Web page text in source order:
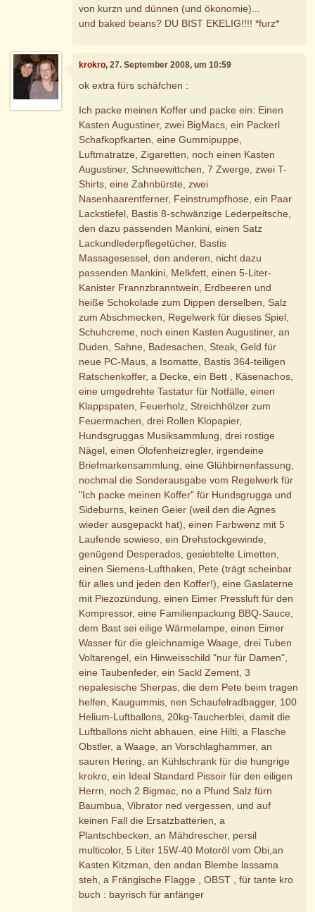
von kurzn und dünnen (und ökonomie)...
und baked beans? DU BIST EKELIG!!!! *furz*
krokro, 27. September 2008, um 10:59
ok extra fürs schäfchen :
Ich packe meinen Koffer und packe ein: Einen
Kasten Augustiner, zwei BigMacs, ein Packerl
Schafkopfkarten, eine Gummipuppe,
Luftmatratze, Zigaretten, noch einen Kasten
Augustiner, Schneewittchen, 7 Zwerge, zwei T-
Shirts, eine Zahnbürste, zwei
Nasenhaarentferner, Feinstrumpfhose, ein Paar
Lackstiefel, Bastis 8-schwänzige Lederpeitsche,
den dazu passenden Mankini, einen Satz
Lackundlederpflegetücher, Bastis
Massagesessel, den anderen, nicht dazu
passenden Mankini, Melkfett, einen 5-Liter-
Kanister Frannzbranntwein, Erdbeeren und
heiße Schokolade zum Dippen derselben, Salz
zum Abschmecken, Regelwerk für dieses Spiel,
Schuhcreme, noch einen Kasten Augustiner, an
Duden, Sahne, Badesachen, Steak, Geld für
neue PC-Maus, a Isomatte, Bastis 364-teiligen
Ratschenkoffer, a Decke, ein Bett , Käsenachos,
eine umgedrehte Tastatur für Notfälle, einen
Klappspaten, Feuerholz, Streichhölzer zum
Feuermachen, drei Rollen Klopapier,
Hundsgruggas Musiksammlung, drei rostige
Nägel, einen Ölofenheizregler, irgendeine
Briefmarkensammlung, eine Glühbirnenfassung,
nochmal die Sonderausgabe vom Regelwerk für
"Ich packe meinen Koffer" für Hundsgrugga und
Sideburns, keinen Geier (weil den die Agnes
wieder ausgepackt hat), einen Farbwenz mit 5
Laufende sowieso, ein Drehstockgewinde,
genügend Desperados, gesiebtelte Limetten,
einen Siemens-Lufthaken, Pete (trägt scheinbar
für alles und jeden den Koffer!), eine Gaslaterne
mit Piezozündung, einen Eimer Pressluft für den
Kompressor, eine Familienpackung BBQ-Sauce,
dem Bast sei eilige Wärmelampe, einen Eimer
Wasser für die gleichnamige Waage, drei Tuben
Voltarengel, ein Hinweisschild "nur für Damen",
eine Taubenfeder, ein Sackl Zement, 3
nepalesische Sherpas, die dem Pete beim tragen
helfen, Kaugummis, nen Schaufelradbagger, 100
Helium-Luftballons, 20kg-Taucherblei, damit die
Luftballons nicht abhauen, eine Hilti, a Flasche
Obstler, a Waage, an Vorschlaghammer, an
sauren Hering, an Kühlschrank für die hungrige
krokro, ein Ideal Standard Pissoir für den eiligen
Herrn, noch 2 Bigmac, no a Pfund Salz fürn
Baumbua, Vibrator ned vergessen, und auf
keinen Fall die Ersatzbatterien, a
Plantschbecken, an Mähdrescher, persil
multicolor, 5 Liter 15W-40 Motoröl vom Obi,an
Kasten Kitzman, den andan Blembe lassama
steh, a Frängische Flagge , OBST , für tante kro
buch : bayrisch für anfänger